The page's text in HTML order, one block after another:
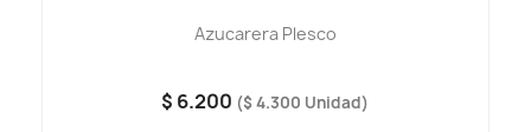
Azucarera Plesco
$ 6.200 ($ 4.300 Unidad)